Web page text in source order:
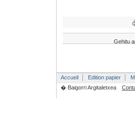
Gehitu
Accueil Edition papier
� Baigorri Argitaletxea